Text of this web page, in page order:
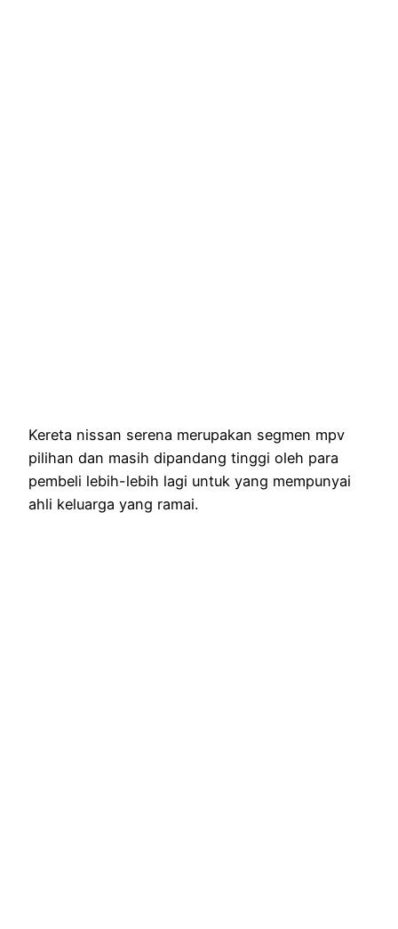
Kereta nissan serena merupakan segmen mpv
pilihan dan masih dipandang tinggi oleh para
pembeli lebih-lebih lagi untuk yang mempunyai
ahli keluarga yang ramai.